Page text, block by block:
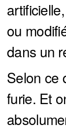
ou
dans un
Selon ce
furie. Et